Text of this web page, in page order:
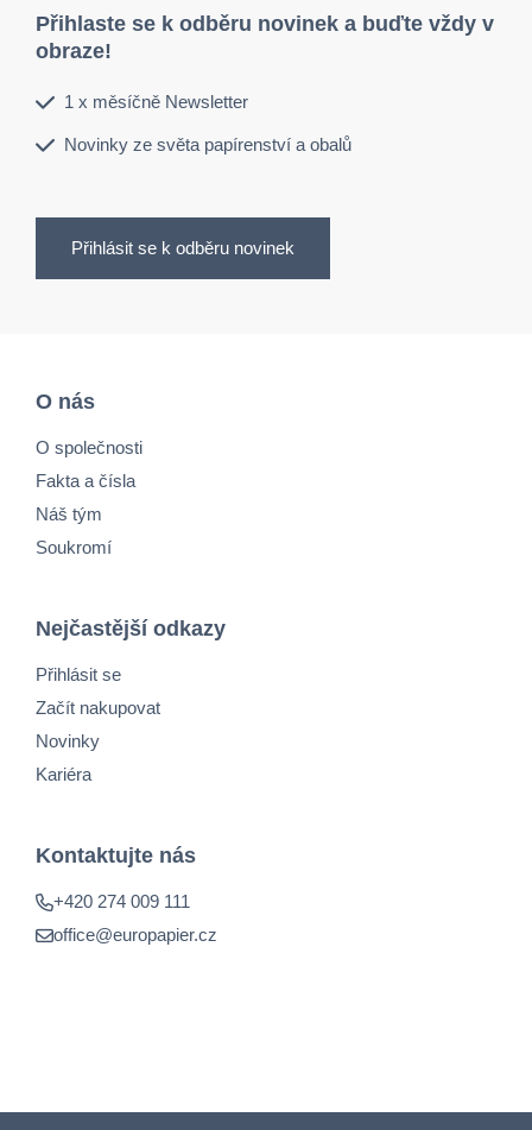
Přihlaste se k odběru novinek a buďte vždy v
obraze!
1 x měsíčně Newsletter
Novinky ze světa papírenství a obalů
Přihlásit se k odběru novinek
O nás
O společnosti
Fakta a čísla
Náš tým
Soukromí
Nejčastější odkazy
Přihlásit se
Začít nakupovat
Novinky
Kariéra
Kontaktujte nás
+420 274 009 111
office@europapier.cz